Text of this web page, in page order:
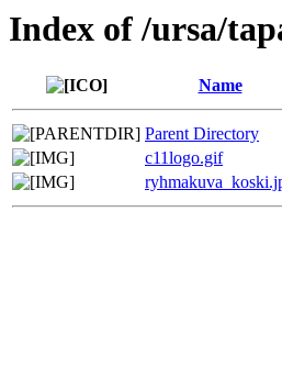
Index of /ursa/
Name
Parent Directory
c11logo.gif